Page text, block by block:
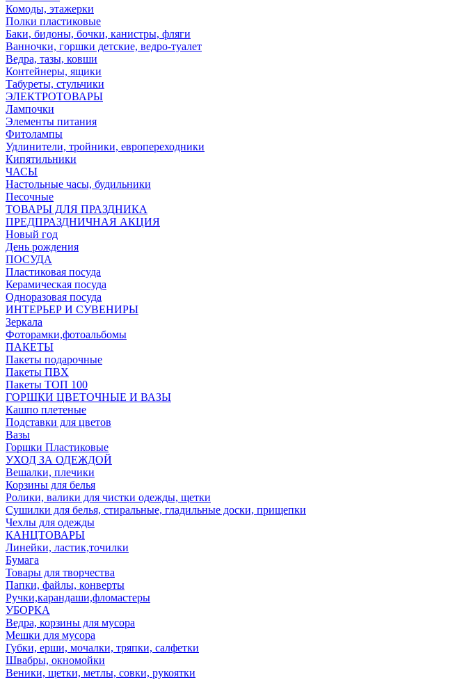
Комоды, этажерки
Полки пластиковые
Баки, бидоны, бочки, канистры, фляги
Ванночки, горшки детские, ведро-туалет
Ведра, тазы, ковши
Контейнеры, ящики
Табуреты, стульчики
ЭЛЕКТРОТОВАРЫ
Лампочки
Элементы питания
Фитолампы
Удлинители, тройники, европереходники
Кипятильники
ЧАСЫ
Настольные часы, будильники
Песочные
ТОВАРЫ ДЛЯ ПРАЗДНИКА
ПРЕДПРАЗДНИЧНАЯ АКЦИЯ
Новый год
День рождения
ПОСУДА
Пластиковая посуда
Керамическая посуда
Одноразовая посуда
ИНТЕРЬЕР И СУВЕНИРЫ
Зеркала
Фоторамки,фотоальбомы
ПАКЕТЫ
Пакеты подарочные
Пакеты ПВХ
Пакеты ТОП 100
ГОРШКИ ЦВЕТОЧНЫЕ И ВАЗЫ
Кашпо плетеные
Подставки для цветов
Вазы
Горшки Пластиковые
УХОД ЗА ОДЕЖДОЙ
Вешалки, плечики
Корзины для белья
Ролики, валики для чистки одежды, щетки
Сушилки для белья, стиральные, гладильные доски, прищепки
Чехлы для одежды
КАНЦТОВАРЫ
Линейки, ластик,точилки
Бумага
Товары для творчества
Папки, файлы, конверты
Ручки,карандаши,фломастеры
УБОРКА
Ведра, корзины для мусора
Мешки для мусора
Губки, ерши, мочалки, тряпки, салфетки
Швабры, окномойки
Веники, щетки, метлы, совки, рукоятки